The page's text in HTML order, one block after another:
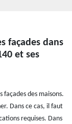
façades dans
et ses
façades des maisons.
Dans ce cas, il faut
requises. Dans